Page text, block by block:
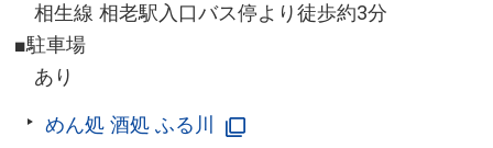
相生線 相老駅入口バス停より徒歩約3分
■駐車場
あり
めん処 酒処 ふる川